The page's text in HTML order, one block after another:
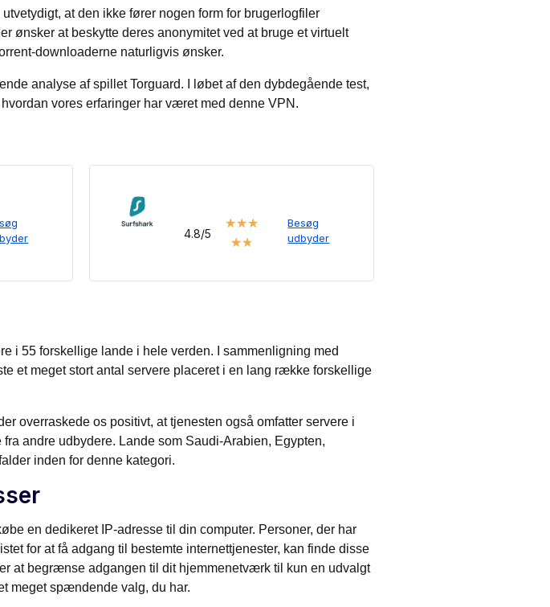
at den ikke fører nogen form for brugerlogfiler
ønsker at beskytte deres anonymitet ved at bruge et virtuelt
downloaderne naturligvis ønsker.
analyse af spillet Torguard. I løbet af den dybdegående test,
vores erfaringer har været med denne VPN.
4.8/5
★★★
★★
Besøg
udbyder
i 55 forskellige lande i hele verden. I sammenligning med
et meget stort antal servere placeret i en lang række forskellige
overraskede os positivt, at tjenesten også omfatter servere i
andre udbydere. Lande som Saudi-Arabien, Egypten,
inden for denne kategori.
en dedikeret IP-adresse til din computer. Personer, der har
for at få adgang til bestemte internettjenester, kan finde disse
at begrænse adgangen til dit hjemmenetværk til kun en udvalgt
meget spændende valg, du har.